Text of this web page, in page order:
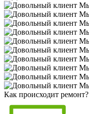
Как происходит ремонт?